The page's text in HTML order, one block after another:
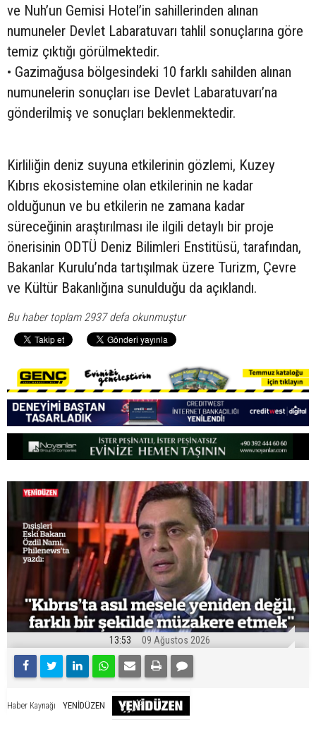
ve Nuh’un Gemisi Hotel’in sahillerinden alınan
numuneler Devlet Labaratuvarı tahlil sonuçlarına göre
temiz çıktığı görülmektedir.
• Gazimağusa bölgesindeki 10 farklı sahilden alınan
numunelerin sonuçları ise Devlet Labaratuvarı’na
gönderilmiş ve sonuçları beklenmektedir.
Kirliliğin deniz suyuna etkilerinin gözlemi, Kuzey
Kıbrıs ekosistemine olan etkilerinin ne kadar
olduğunun ve bu etkilerin ne zamana kadar
süreceğinin araştırılması ile ilgili detaylı bir proje
önerisinin ODTÜ Deniz Bilimleri Enstitüsü, tarafından,
Bakanlar Kurulu’nda tartışılmak üzere Turizm, Çevre
ve Kültür Bakanlığına sunulduğu da açıklandı.
Bu haber toplam 2937 defa okunmuştur
13:53 09 Ağustos 2026
Haber Kaynağı YENİDÜZEN